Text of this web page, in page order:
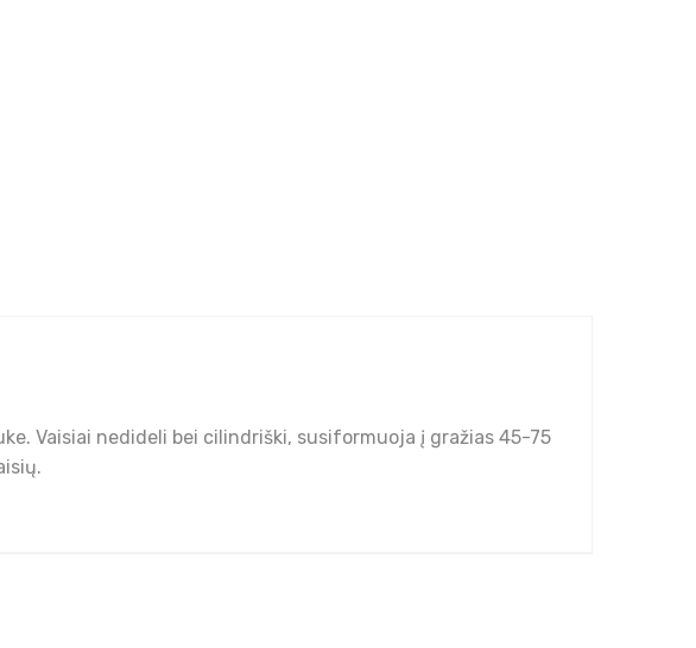
Vaisiai nedideli bei cilindriški, susiformuoja į gražias 45-75